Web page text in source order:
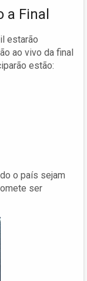
a Final
estarão
ao vivo da final
estão:
o país sejam
ser